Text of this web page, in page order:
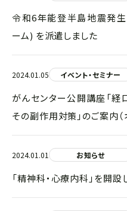
令和6年能登半島地震発
ーム) を派遣しました
2024.01.05 イベント・セミナー
がんセンター公開講座「
その副作用対策」のご案内（
2024.01.01 お知らせ
「精神科・心療内科」を開設